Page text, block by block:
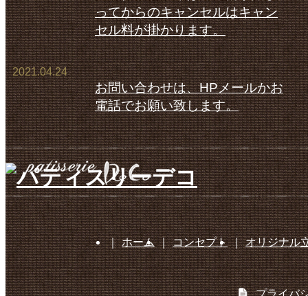
ってからのキャンセルはキャン
セル料が掛かります。
2021.04.24
お問い合わせは、HPメールかお
電話でお願い致します。
｜ ホーム ｜ コンセプト ｜ オリジナル